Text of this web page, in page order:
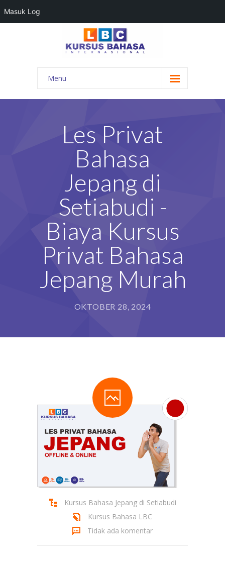
Menu
HOME
KONTAK KAMI
DAFTAR GURU
Les Privat
Bahasa
Jepang di
Setiabudi -
Biaya Kursus
Privat Bahasa
Jepang Murah
OKTOBER 28, 2024
Kursus Bahasa Jepang di Setiabudi
Kursus Bahasa LBC
Tidak ada komentar
Masuk Log